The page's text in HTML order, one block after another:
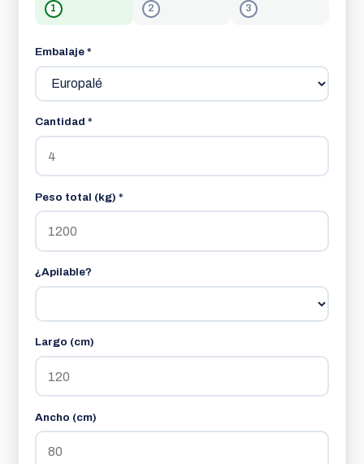
1 2 3
Embalaje *
Cantidad *
Peso total (kg) *
¿Apilable?
Largo (cm)
Ancho (cm)